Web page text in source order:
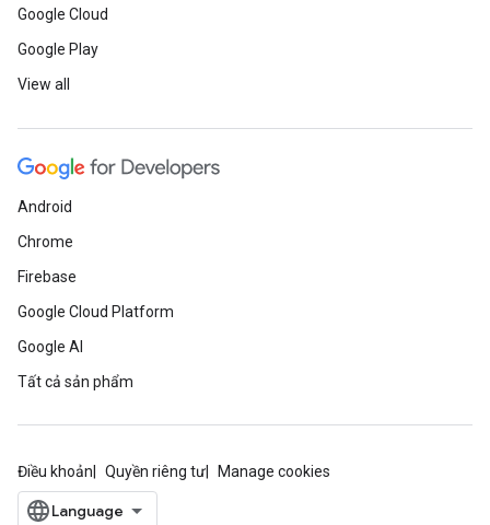
Google Cloud
Google Play
View all
Android
Chrome
Firebase
Google Cloud Platform
Google AI
Tất cả sản phẩm
Điều khoản Quyền riêng tư Manage cookies